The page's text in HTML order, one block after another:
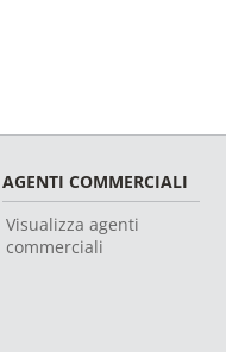
AGENTI COMMERCIALI
Visualizza agenti
commerciali